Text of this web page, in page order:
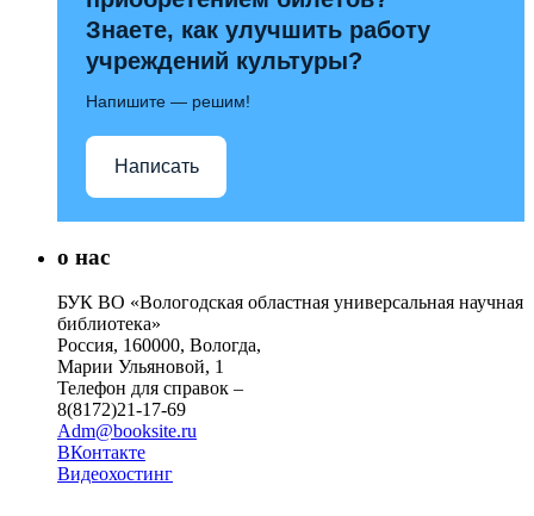
Знаете, как улучшить работу
учреждений культуры?
Напишите — решим!
Написать
о нас
БУК ВО «Вологодская областная универсальная научная
библиотека»
Россия, 160000, Вологда,
Марии Ульяновой, 1
Телефон для справок –
8(8172)21-17-69
Adm@booksite.ru
ВКонтакте
Видеохостинг